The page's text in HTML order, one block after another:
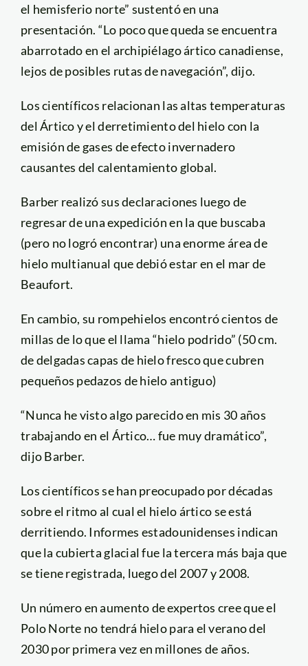
el hemisferio norte” sustentó en una
presentación. “Lo poco que queda se encuentra
abarrotado en el archipiélago ártico canadiense,
lejos de posibles rutas de navegación”, dijo.
Los científicos relacionan las altas temperaturas
del Ártico y el derretimiento del hielo con la
emisión de gases de efecto invernadero
causantes del calentamiento global.
Barber realizó sus declaraciones luego de
regresar de una expedición en la que buscaba
(pero no logró encontrar) una enorme área de
hielo multianual que debió estar en el mar de
Beaufort.
En cambio, su rompehielos encontró cientos de
millas de lo que el llama “hielo podrido” (50 cm.
de delgadas capas de hielo fresco que cubren
pequeños pedazos de hielo antiguo)
“Nunca he visto algo parecido en mis 30 años
trabajando en el Ártico… fue muy dramático”,
dijo Barber.
Los científicos se han preocupado por décadas
sobre el ritmo al cual el hielo ártico se está
derritiendo. Informes estadounidenses indican
que la cubierta glacial fue la tercera más baja que
se tiene registrada, luego del 2007 y 2008.
Un número en aumento de expertos cree que el
Polo Norte no tendrá hielo para el verano del
2030 por primera vez en millones de años.